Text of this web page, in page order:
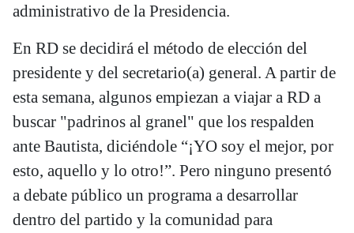
administrativo de la Presidencia.
En RD se decidirá el método de elección del
presidente y del secretario(a) general. A partir de
esta semana, algunos empiezan a viajar a RD a
buscar "padrinos al granel" que los respalden
ante Bautista, diciéndole “¡YO soy el mejor, por
esto, aquello y lo otro!”. Pero ninguno presentó
a debate público un programa a desarrollar
dentro del partido y la comunidad para